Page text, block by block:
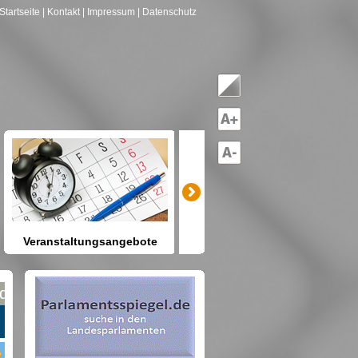
Startseite | Kontakt | Impressum | Datenschutz
Veranstaltungsangebote
Sie Berlin und seine Angebote?
nach Gruppen--->hier drücken